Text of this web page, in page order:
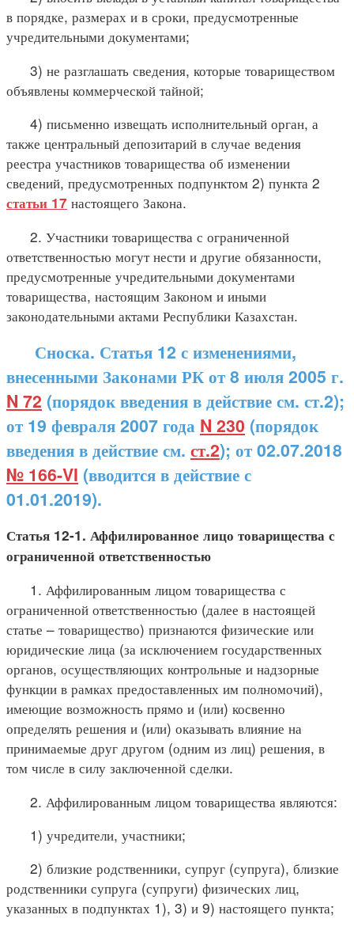
в порядке, размерах и в сроки, предусмотренные
учредительными документами;
3) не разглашать сведения, которые товариществом
объявлены коммерческой тайной;
4) письменно извещать исполнительный орган, а
также центральный депозитарий в случае ведения
реестра участников товарищества об изменении
сведений, предусмотренных подпунктом 2) пункта 2
статьи 17 настоящего Закона.
2. Участники товарищества с ограниченной
ответственностью могут нести и другие обязанности,
предусмотренные учредительными документами
товарищества, настоящим Законом и иными
законодательными актами Республики Казахстан.
Сноска. Статья 12 с изменениями,
внесенными Законами РК от 8 июля 2005 г.
N 72 (порядок введения в действие см. ст.2);
от 19 февраля 2007 года N 230 (порядок
введения в действие см. ст.2); от 02.07.2018
№ 166-VI (вводится в действие с
01.01.2019).
Статья 12-1. Аффилированное лицо товарищества с
ограниченной ответственностью
1. Аффилированным лицом товарищества с
ограниченной ответственностью (далее в настоящей
статье – товарищество) признаются физические или
юридические лица (за исключением государственных
органов, осуществляющих контрольные и надзорные
функции в рамках предоставленных им полномочий),
имеющие возможность прямо и (или) косвенно
определять решения и (или) оказывать влияние на
принимаемые друг другом (одним из лиц) решения, в
том числе в силу заключенной сделки.
2. Аффилированным лицом товарищества являются:
1) учредители, участники;
2) близкие родственники, супруг (супруга), близкие
родственники супруга (супруги) физических лиц,
указанных в подпунктах 1), 3) и 9) настоящего пункта;